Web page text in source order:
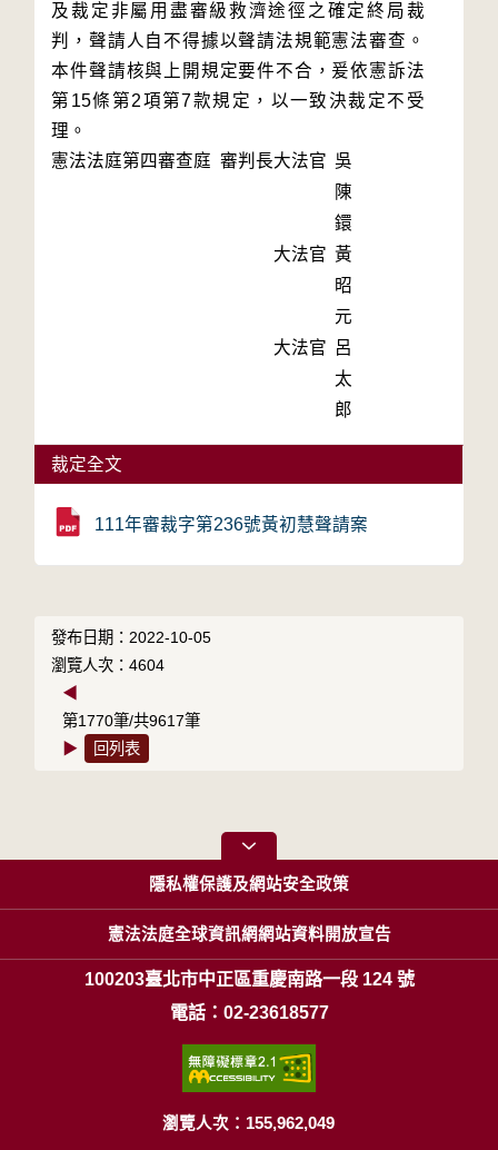
及裁定非屬用盡審級救濟途徑之確定終局裁
判，聲請人自不得據以聲請法規範憲法審查。
本件聲請核與上開規定要件不合，爰依憲訴法
第15條第2項第7款規定，以一致決裁定不受
理。
憲法法庭第四審查庭 審判長大法官 吳
陳
鐶
大法官 黃
昭
元
大法官 呂
太
郎
裁定全文
111年審裁字第236號黃初慧聲請案
發布日期：2022-10-05
瀏覽人次：4604
◀
第1770筆/共9617筆
▶
回列表
隱私權保護及網站安全政策
憲法法庭全球資訊網網站資料開放宣告
100203臺北市中正區重慶南路一段 124 號
電話：02-23618577
瀏覽人次：155,962,049